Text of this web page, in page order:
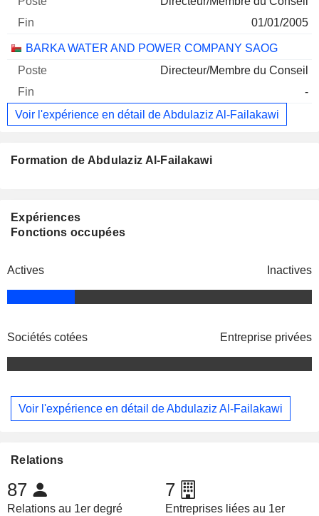
01/01/2005
BARKA WATER AND POWER COMPANY SAOG
Directeur/Membre du Conseil
-
Voir l'expérience en détail de Abdulaziz Al-Failakawi
Formation de Abdulaziz Al-Failakawi
Expériences
Fonctions occupées
Actives Inactives
Sociétés cotées Entreprise privées
Voir l'expérience en détail de Abdulaziz Al-Failakawi
Relations
87
Relations au 1er degré
7
Entreprises liées au 1er